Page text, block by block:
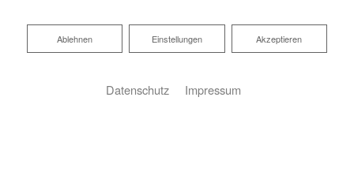
Akzeptieren
Einstellungen
Ablehnen
Ablehnen
Datenschutz Impressum